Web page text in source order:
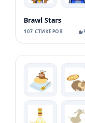
Brawl Stars
107 СТИКЕРОВ